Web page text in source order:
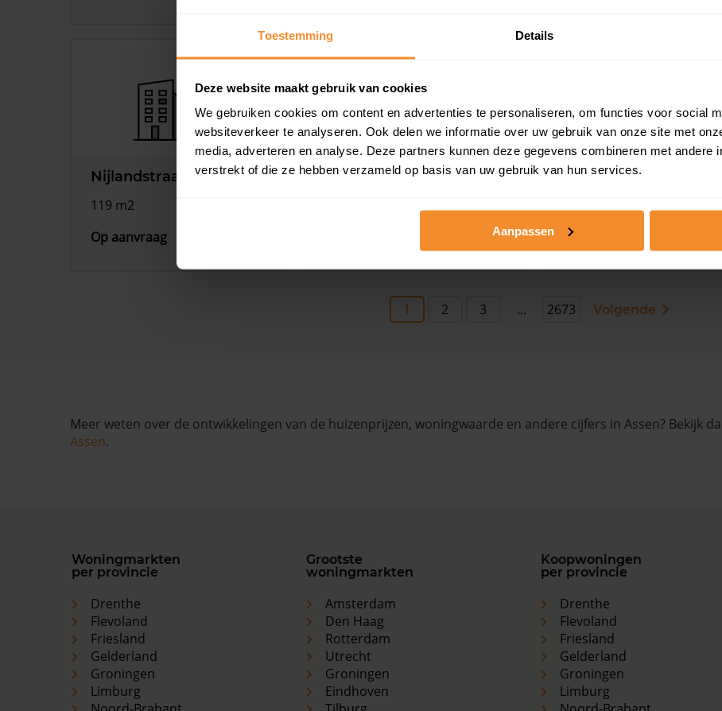
Toestemming Details
Deze website maakt gebruik van cookies
We gebruiken cookies om content en advertenties te personaliseren, om functies voor social
websiteverkeer te analyseren. Ook delen we informatie over uw gebruik van onze site met
media, adverteren en analyse. Deze partners kunnen deze gegevens combineren met andere
verstrekt of die ze hebben verzameld op basis van uw gebruik van hun services.
Aanpassen
Nijlandstraat 103, Assen
119 m2
Op aanvraag
Nijlandstraat 105, Assen
Nijlandstraat 107,
Op aanvraag
1 2 3 ... 2673 Volgende
Meer weten over de ontwikkelingen van de huizenprijzen, woningwaarde en andere cijfers in Assen? Bekijk
Assen.
Woningmarkten
per provincie
Drenthe
Flevoland
Friesland
Gelderland
Groningen
Limburg
Grootste
woningmarkten
Amsterdam
Den Haag
Rotterdam
Utrecht
Groningen
Eindhoven
Koopwoningen
per provincie
Drenthe
Flevoland
Friesland
Gelderland
Groningen
Limburg